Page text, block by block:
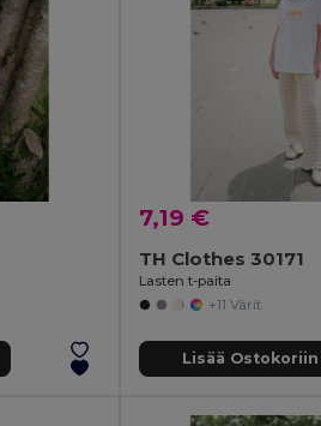
7,19 €
TH Clothes 30171
Lasten t-paita
+11 Värit
Lisää Ostokoriin